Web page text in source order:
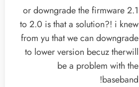
or downgrade the firmware 2.1
to 2.0 is that a solution?! i knew
from yu that we can downgrade
to lower version becuz therwill
be a problem with the
baseband!